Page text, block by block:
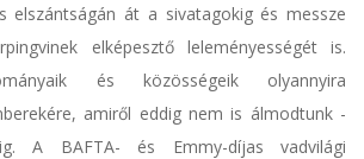
elszántságán át a sivatagokig és messze
elképesztő leleményességét is.
és közösségeik olyannyira
amiről eddig nem is álmodtunk -
A BAFTA- és Emmy-díjas vadvilági